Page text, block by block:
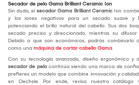
Secador de pelo Gama Brilliant Ceramic Ion
Sin duda, el secador Gama Brilliant Ceramic Ion
y los iones negativos para un secado suave y
potenciando el brillo natural del cabello. Sus dos
secado preciso y direccionado, mientras su
Debido a que son económicos, podrás combinarlo
como una máquina de cortar cabello Gama.
Con su tecnología avanzada, diseño ergonómico y
secador de pelo continúa siendo una marca de
prefieres un modelo que combine innovación y
en Oechsle. Por ende, revisa nuestro catálogo